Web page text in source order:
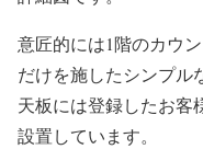
意匠的には1階のカウ
だけを施したシンプル
天板には登録したお客
設置しています。